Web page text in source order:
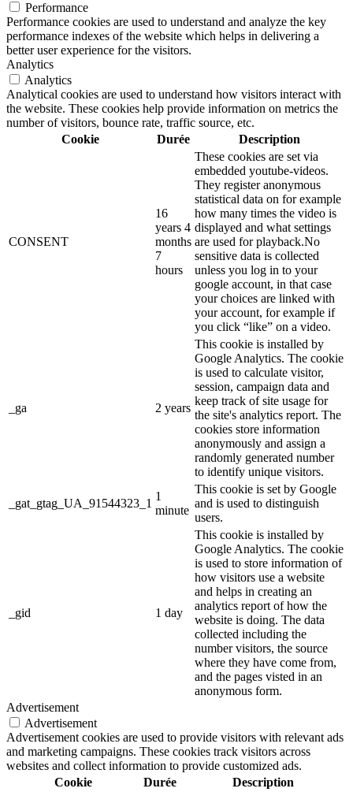
Performance
Performance cookies are used to understand and analyze the key
performance indexes of the website which helps in delivering a
better user experience for the visitors.
Analytics
Analytics
Analytical cookies are used to understand how visitors interact with
the website. These cookies help provide information on metrics the
number of visitors, bounce rate, traffic source, etc.
Cookie
Durée Description
CONSENT
16
years 4
months
7
hours
These cookies are set via
embedded youtube-videos.
They register anonymous
statistical data on for example
how many times the video is
displayed and what settings
are used for playback.No
sensitive data is collected
unless you log in to your
google account, in that case
your choices are linked with
your account, for example if
you click “like” on a video.
_ga 2 years
This cookie is installed by
Google Analytics. The cookie
is used to calculate visitor,
session, campaign data and
keep track of site usage for
the site's analytics report. The
cookies store information
anonymously and assign a
randomly generated number
to identify unique visitors.
_gat_gtag_UA_91544323_1
1
minute
This cookie is set by Google
and is used to distinguish
users.
_gid 1 day
This cookie is installed by
Google Analytics. The cookie
is used to store information of
how visitors use a website
and helps in creating an
analytics report of how the
website is doing. The data
collected including the
number visitors, the source
where they have come from,
and the pages visted in an
anonymous form.
Advertisement
Advertisement
Advertisement cookies are used to provide visitors with relevant ads
and marketing campaigns. These cookies track visitors across
websites and collect information to provide customized ads.
Cookie
Durée Description